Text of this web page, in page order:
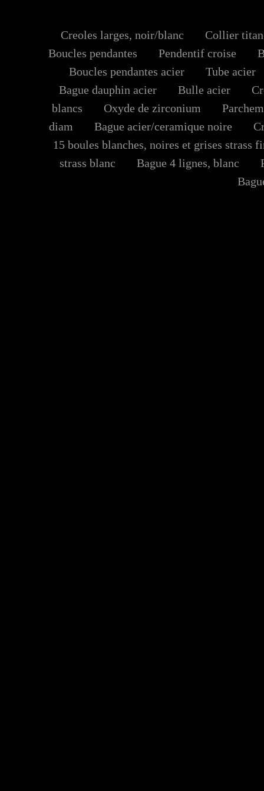
Creoles larges, noir/blanc
Collier
Boucles pendantes
Pendentif croise
Boucles pendantes acier
Tube acier
Bague dauphin acier
Bulle acier
blancs
Oxyde de zirconium
diam
Bague acier/ceramique noire
15 boules blanches, noires et grises strass
strass blanc
Bague 4 lignes, blanc